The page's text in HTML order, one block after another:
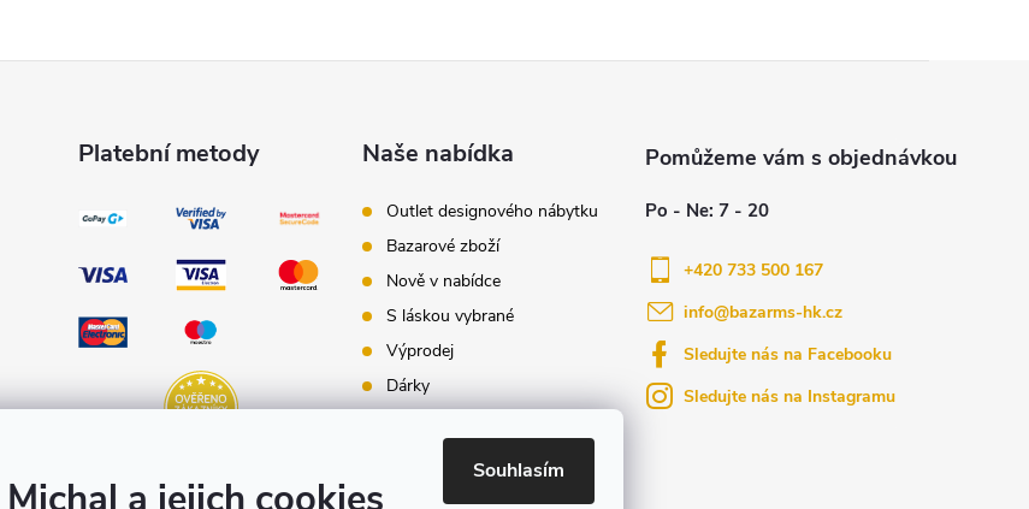
Souhlasím
Platební metody Naše nabídka
Outlet designového nábytku
Bazarové zboží
Nově v nabídce
S láskou vybrané
Výprodej
Dárky
info@bazarms-hk.cz
+420 733 500 167
Sledujte nás na Facebooku
Sledujte nás na Instagramu